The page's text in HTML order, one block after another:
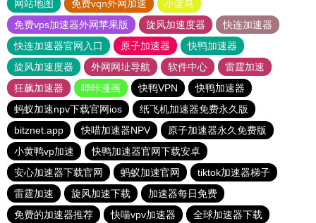
网站地图 免费vqn外网加速
小蓝鸟
免费vps加速器外网苹果版
旋风加速度器
快连加速器
快连加速器官网入口
原子加速器
快鸭加速器
旋风加速度器
外网网址导航 软件中心
雷霆加速
狂飙加速器
哔咔漫画 快鸭VPN
快鸭加速器
蚂蚁加速npv下载官网ios
纸飞机加速器免费永久版
bitznet.app
快喵加速器NPV
原子加速器永久免费版
小黄鸭vp加速
快鸭加速器官网下载安卓
安心加速器下载官网
蚂蚁加速官网
tiktok加速器梯子
雷霆加速
旋风加速下载
加速器每日免费
免费的加速器推荐
快喵vpv加速器 全球加速器下载